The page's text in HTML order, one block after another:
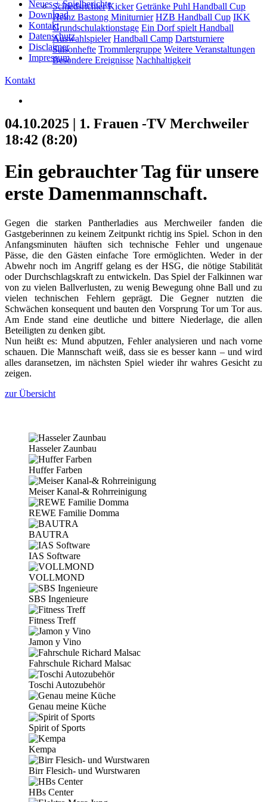
Neues + Spielberichte
Download
Kontakt
Datenschutz
Disclaimer
Impressum
Schiedsrichter Kicker Getränke Puhl Handball Cup
Heinz Bastong Miniturnier HZB Handball Cup IKK
Grundschulaktionstage Ein Dorf spielt Handball
Auswahlspieler Handball Camp Dartsturniere
Saisonhefte Trommlergruppe Weitere Veranstaltungen
Besondere Ereignisse Nachhaltigkeit
Kontakt
04.10.2025 | 1. Frauen -TV Merchweiler
18:42 (8:20)
Ein gebrauchter Tag für unsere
erste Damenmannschaft.
Gegen die starken Pantherladies aus Merchweiler fanden die
Gastgeberinnen zu keinem Zeitpunkt richtig ins Spiel. Schon in den
Anfangsminuten häuften sich technische Fehler und ungenaue
Pässe, die den Gästen einfache Tore ermöglichten. Weder in der
Abwehr noch im Angriff gelang es der HSG, die nötige Stabilität
oder Durchschlagskraft zu entwickeln. Das Spiel der Falkinnen war
von zu vielen Ballverlusten, zu wenig Bewegung ohne Ball und zu
vielen technischen Fehlern geprägt. Die Gegner nutzten die
Schwächen konsequent und bauten den Vorsprung Tor um Tor aus.
Am Ende stand eine deutliche und bittere Niederlage, die allen
Beteiligten zu denken gibt.
Nun heißt es: Mund abputzen, Fehler analysieren und nach vorne
schauen. Die Mannschaft weiß, dass sie es besser kann – und wird
alles daransetzen, im nächsten Spiel wieder ihr wahres Gesicht zu
zeigen.
zur Übersicht
Hasseler Zaunbau
Huffer Farben
Meiser Kanal-& Rohrreinigung
REWE Familie Domma
BAUTRA
IAS Software
VOLLMOND
SBS Ingenieure
Fitness Treff
Jamon y Vino
Fahrschule Richard Malsac
Toschi Autozubehör
Genau meine Küche
Spirit of Sports
Kempa
Birr Flesich- und Wurstwaren
HBs Center